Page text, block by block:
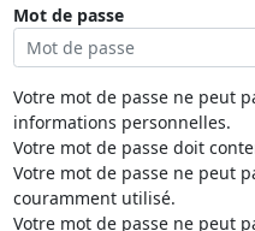
Mot de passe
Votre mot de passe ne peut
informations personnelles.
Votre mot de passe doit
Votre mot de passe ne peut
couramment utilisé.
Votre mot de passe ne peut